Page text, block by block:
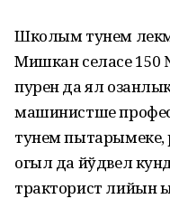
Школым тунем
Мишкан селасе
пурен да ял
машинистше
тунем
огыл да йўдвел
тракторист лийын